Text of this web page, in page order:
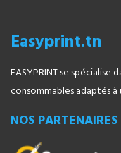
Easyprint.tn
EASYPRINT se
consommables adaptés
NOS PARTENAIRES